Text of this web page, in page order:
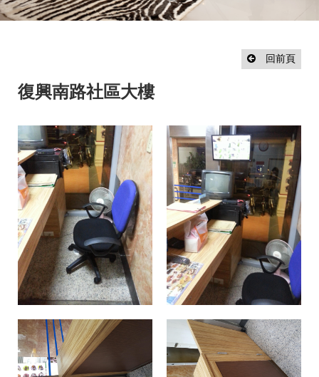
作
品
流
程
最
新
息
聯
絡
我
們
回前頁
復興南路社區大樓